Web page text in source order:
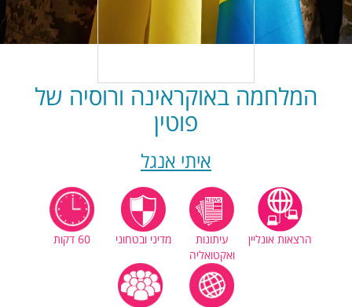
המלחמה באוקראינה ורוסיה של
פוטין
איתי אנגל
הרצאות אונליין
עיתונות
ואקטואליה
מדיני ובטחוני 60 דקות